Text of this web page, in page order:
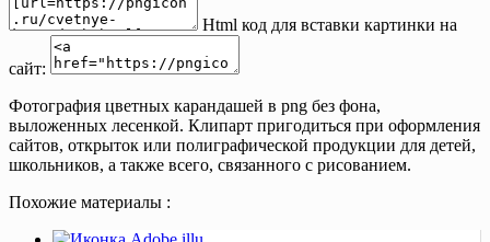
Html код для вставки картинки на
сайт:
Фотография цветных карандашей в png без фона,
выложенных лесенкой. Клипарт пригодиться при оформления
сайтов, открыток или полиграфической продукции для детей,
школьников, а также всего, связанного с рисованием.
Похожие материалы :